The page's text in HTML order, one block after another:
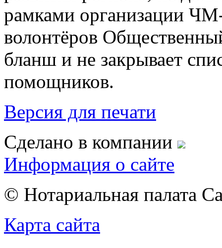
рамками организации
волонтёров
бланш и не закрывает
помощников.
Версия для печати
Сделано в компании
Информация о сайте
© Нотариальная палата
Карта сайта